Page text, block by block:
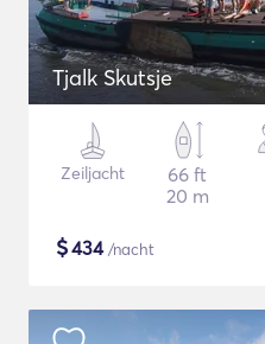
Tjalk Skutsje
Zeiljacht
66 ft
20 m
$434/nacht